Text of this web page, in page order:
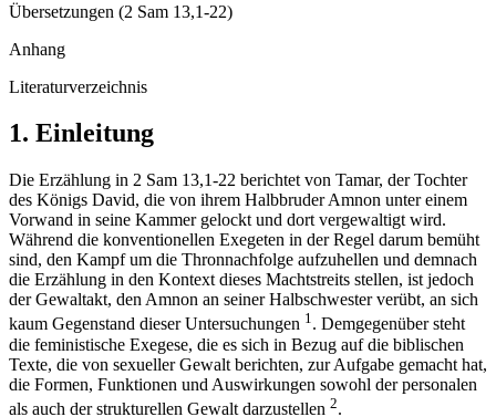
Übersetzungen (2 Sam 13,1-22)
Anhang
Literaturverzeichnis
1. Einleitung
Die Erzählung in 2 Sam 13,1-22 berichtet von Tamar, der Tochter
des Königs David, die von ihrem Halbbruder Amnon unter einem
Vorwand in seine Kammer gelockt und dort vergewaltigt wird.
Während die konventionellen Exegeten in der Regel darum bemüht
sind, den Kampf um die Thronnachfolge aufzuhellen und demnach
die Erzählung in den Kontext dieses Machtstreits stellen, ist jedoch
der Gewaltakt, den Amnon an seiner Halbschwester verübt, an sich
kaum Gegenstand dieser Untersuchungen 1. Demgegenüber steht
die feministische Exegese, die es sich in Bezug auf die biblischen
Texte, die von sexueller Gewalt berichten, zur Aufgabe gemacht hat,
die Formen, Funktionen und Auswirkungen sowohl der personalen
als auch der strukturellen Gewalt darzustellen 2.